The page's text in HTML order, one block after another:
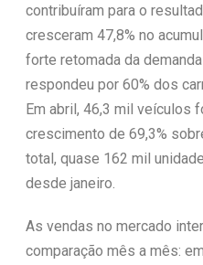
contribuíram para o
cresceram 47,8% no
forte retomada da
respondeu por 60% dos
Em abril, 46,3 mil veículos
crescimento de 69,3%
total, quase 162 mil
desde janeiro.
As vendas no mercado
comparação mês a mês: